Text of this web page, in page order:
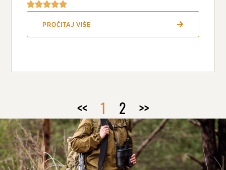
PROČITAJ VIŠE
<< 1 2 >>